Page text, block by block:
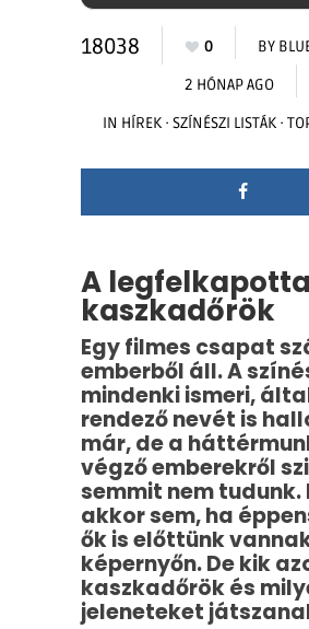
18038 0 BY
2 HÓNAP AGO
IN HÍREK · SZÍNÉSZI LISTÁK ·
A
kaszkadőrök
Egy filmes csapat
emberből áll. A
mindenki ismeri,
rendező nevét is
már, de a
végző emberekről
semmit nem tudunk.
akkor sem, ha
ők is előttünk
képernyőn. De kik
kaszkadőrök és
jeleneteket